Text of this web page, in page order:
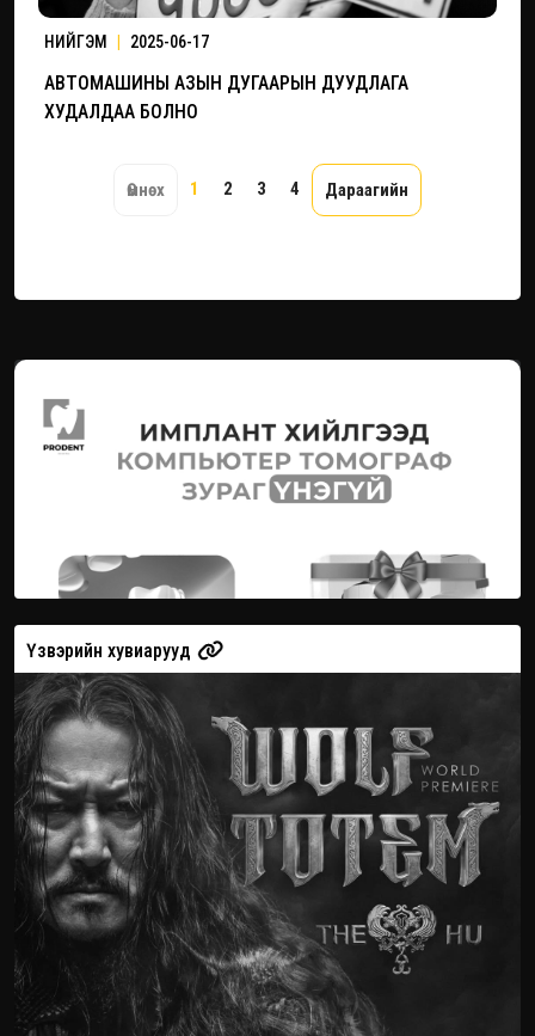
НИЙГЭМ 2025-06-17
АВТОМАШИНЫ АЗЫН ДУГААРЫН ДУУДЛАГА
ХУДАЛДАА БОЛНО
Өмнөх 1 2 3 4 Дараагийн
Үзвэрийн хувиарууд